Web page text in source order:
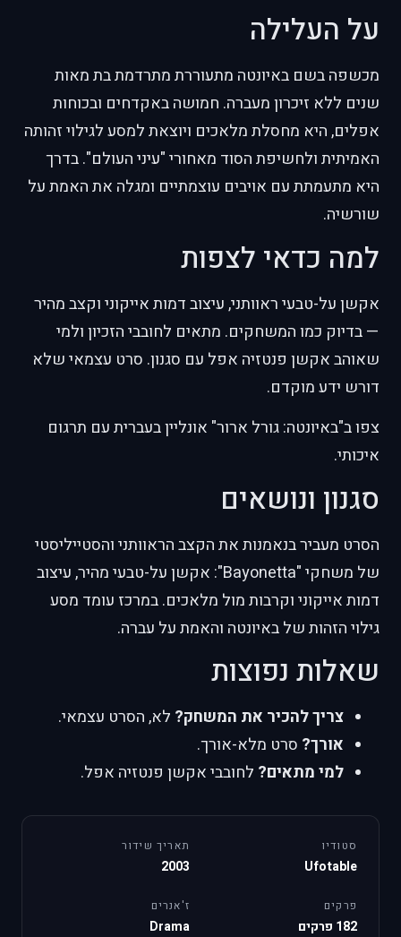
על העלילה
מכשפה בשם באיונטה מתעוררת מתרדמת בת מאות
שנים ללא זיכרון מעברה. חמושה באקדחים ובכוחות
אפלים, היא מחסלת מלאכים ויוצאת למסע לגילוי זהותה
האמיתית ולחשיפת הסוד מאחורי "עיני העולם". בדרך
היא מתעמתת עם אויבים עוצמתיים ומגלה את האמת על
שורשיה.
למה כדאי לצפות
אקשן על-טבעי ראוותני, עיצוב דמות אייקוני וקצב מהיר
— בדיוק כמו המשחקים. מתאים לחובבי הזכיון ולמי
שאוהב אקשן פנטזיה אפל עם סגנון. סרט עצמאי שלא
דורש ידע מוקדם.
צפו ב"באיונטה: גורל ארור" אונליין בעברית עם תרגום
איכותי.
סגנון ונושאים
הסרט מעביר בנאמנות את הקצב הראוותני והסטייליסטי
של משחקי "Bayonetta": אקשן על-טבעי מהיר, עיצוב
דמות אייקוני וקרבות מול מלאכים. במרכז עומד מסע
גילוי הזהות של באיונטה והאמת על עברה.
שאלות נפוצות
צריך להכיר את המשחק? לא, הסרט עצמאי.
אורך? סרט מלא-אורך.
למי מתאים? לחובבי אקשן פנטזיה אפל.
סטודיו
Ufotable
תאריך שידור
2003
פרקים
182 פרקים
ז'אנרים
Drama